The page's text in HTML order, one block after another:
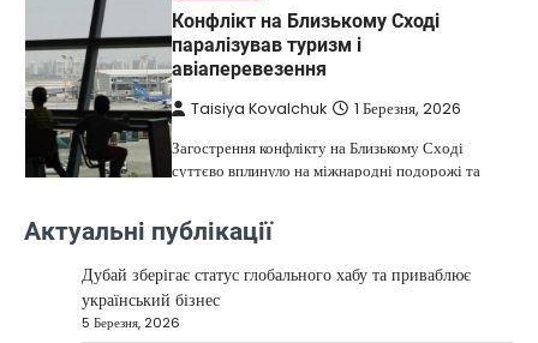
Конфлікт на Близькому Сході
паралізував туризм і
авіаперевезення
Taisiya Kovalchuk 1 Березня, 2026
Загострення конфлікту на Близькому Сході
суттєво вплинуло на міжнародні подорожі та
НОВИНИ
США не відкидають можливість
удару по Ірану у разі провалу
переговорів
Актуальні публікації
Дубай зберігає статус глобального хабу та приваблює
український бізнес
5 Березня, 2026